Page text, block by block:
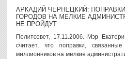
АРКАДИЙ ЧЕРНЕЦКИЙ:
ГОРОДОВ НА МЕЛКИЕ
НЕ ПРОЙДУТ
Политсовет, 17.11.2006. Мэр
считает, что поправки,
миллионников на мелкие